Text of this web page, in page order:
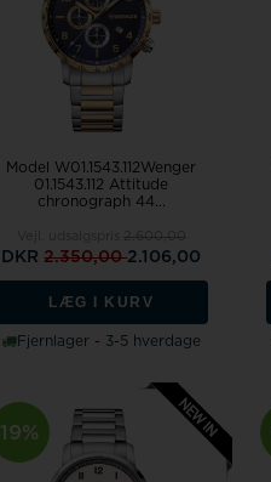
Model W01.1543.112Wenger
01.1543.112 Attitude
chronograph 44...
DKR2.350,002.106,00
LÆG I KURV
Fjernlager - 3-5 hverdage
19%